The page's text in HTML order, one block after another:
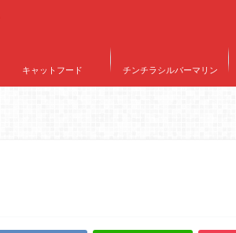
キャットフード チンチラシルバーマリン